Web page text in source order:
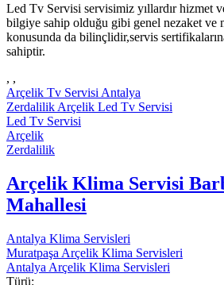
Led Tv Servisi servisimiz yıllardır hizmet
bilgiye sahip olduğu gibi genel nezaket ve
konusunda da bilinçlidir,servis
sahiptir.
, ,
Arçelik Tv Servisi Antalya
Zerdalilik Arçelik Led Tv Servisi
Led Tv Servisi
Arçelik
Zerdalilik
Arçelik Klima Servisi
Mahallesi
Antalya Klima Servisleri
Muratpaşa Arçelik Klima Servisleri
Antalya Arçelik Klima Servisleri
Türü: